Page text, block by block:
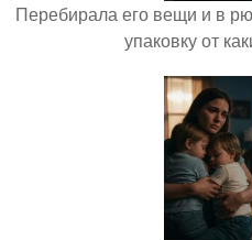
Перебирала его вещи и в
упаковку от